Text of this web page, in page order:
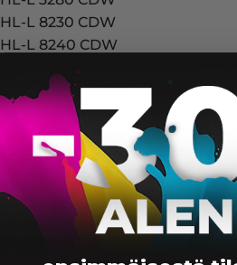
HL-L 8230 CDW
HL-L 8240 CDW
MFC-L 3740 CDW
MFC-L 3740 CDW Eco
MFC-L 3740 Series
MFC-L 3760 CDW
MFC-L 8300 Series
MFC-L 8340 CDW
MFC-L 8390 CDW